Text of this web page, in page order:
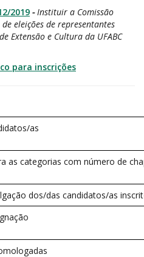
2019 -Instituir a Comissão
eleições de representantes
Extensão e Cultura da UFABC
para inscrições
as
as categorias com número de
dos/das candidatos/as